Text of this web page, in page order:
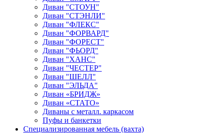
Диван "СТОУН"
Диван "СТЭНЛИ"
Диван "ФЛЕКС"
Диван "ФОРВАРД"
Диван "ФОРЕСТ"
Диван "ФЬОРД"
Диван "ХАНС"
Диван "ЧЕСТЕР"
Диван "ШЕЛЛ"
Диван "ЭЛЬДА"
Диван «БРИДЖ»
Диван «СТАТО»
Диваны с металл. каркасом
Пуфы и банкетки
Специализированная мебель (вахта)